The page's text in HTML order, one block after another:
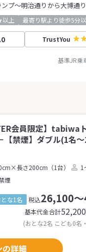
プ～明治通りから大博通り
上 最寄り駅より徒歩5分
TrustYou
基準JR乗
会員限定】tabiwa
禁煙】ダブル(1名～
長さ200cm（1台）
1
煙
な1名 税込26,100
基本代金合計
(おとな2名 こども0名
の詳細